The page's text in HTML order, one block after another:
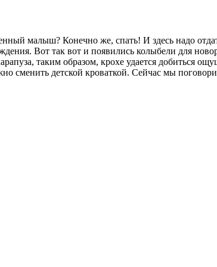
малыш? Конечно же, спать! И здесь надо
Вот так вот и появились колыбели для
таким образом, крохе удается добиться
сменить детской кроваткой. Сейчас мы